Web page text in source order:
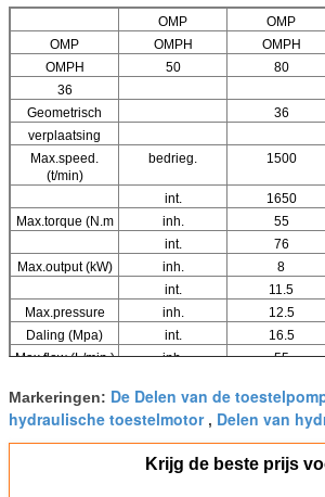
OMP OMP
OMP
OMPH OMPH
OMPH
50 80
36
Geometrisch
36
verplaatsing
Max.speed.
(t/min)
bedrieg. 1500
int. 1650
Max.torque (N.m
inh. 55
int.
76
Max.output (kW)
inh. 8
int.
11.5
Max.pressure
inh. 12.5
Daling (Mpa)
int. 16.5
Max.flow (L/min.)
inh. 55
Gewicht (kg)
5.6
Markeringen: De Delen van de
hydraulische toestelmotor, Delen van
Krijg de beste prijs